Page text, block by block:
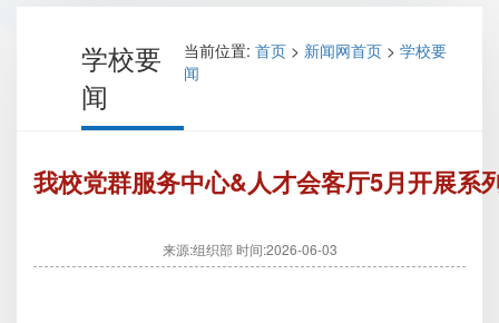
学校要
闻
当前位置: 首页> 新闻网首页> 学校要
闻
我校党群服务中心&人才会客厅5月开展系
来源:组织部时间:2026-06-03